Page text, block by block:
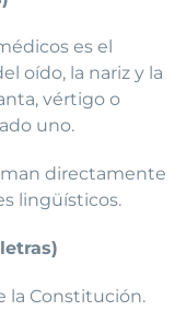
es el
oído, la nariz y la
vértigo o
uno.
directamente
lingüísticos.
la Constitución.